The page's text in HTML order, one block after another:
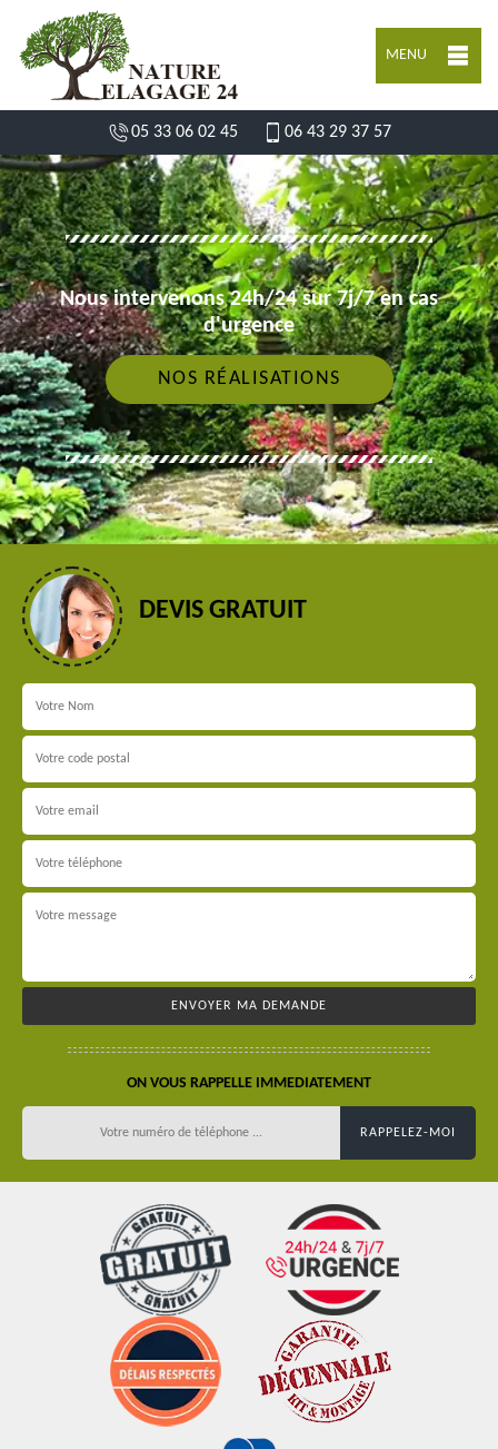
MENU
05 33 06 02 45 06 43 29 37 57
Nous intervenons 24h/24 sur 7j/7 en cas
d'urgence
NOS RÉALISATIONS
DEVIS GRATUIT
ON VOUS RAPPELLE IMMEDIATEMENT